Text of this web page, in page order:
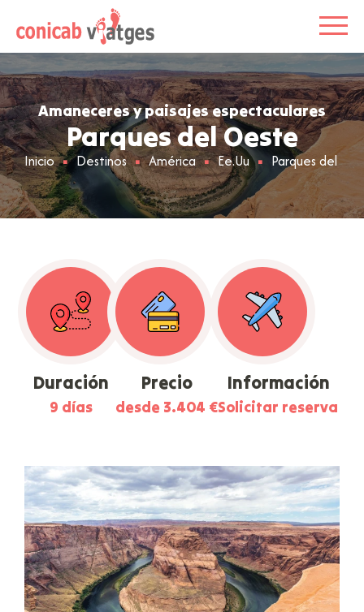
Amaneceres y paisajes espectaculares
Parques del Oeste
Inicio Destinos América Ee.Uu Parques del
Duración
9 días
Precio
desde 3.404 €
Información
Solicitar reserva